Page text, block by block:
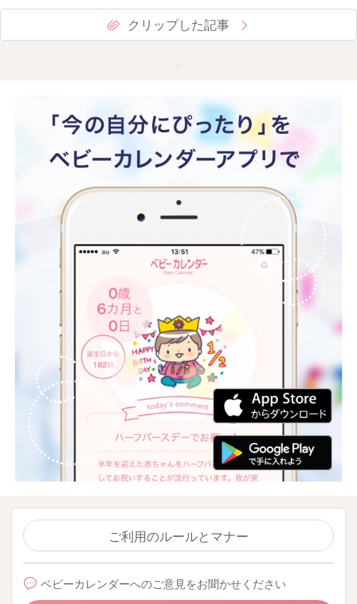
クリップした記事
ご利用のルールとマナー
ベビーカレンダーへのご意見をお聞かせください